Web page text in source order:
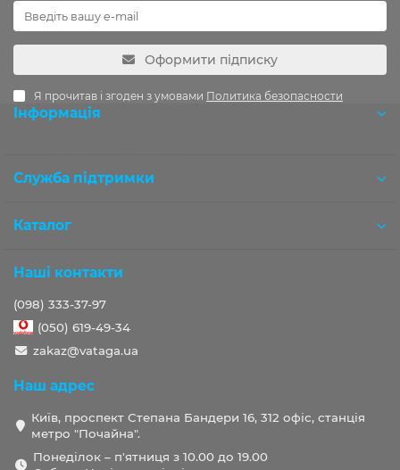
Оформити підписку
Я прочитав і згоден з умовами Политика безопасности
Інформація
Служба підтримки
Каталог
Наші контакти
(098) 333-37-97
(050) 619-49-34
zakaz@vataga.ua
Наш адрес
Київ, проспект Степана Бандери 16, 312 офіс, станція
метро "Почайна".
Понеділок – п'ятниця з 10.00 до 19.00